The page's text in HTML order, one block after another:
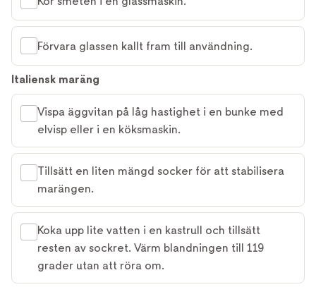
Förvara glassen kallt fram till användning.
Italiensk maräng
Vispa äggvitan på låg hastighet i en bunke med
elvisp eller i en köksmaskin.
Tillsätt en liten mängd socker för att stabilisera
marängen.
Koka upp lite vatten i en kastrull och tillsätt
resten av sockret. Värm blandningen till 119
grader utan att röra om.